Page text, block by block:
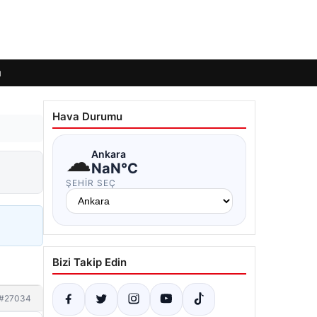
Hava Durumu
☁Ankara
NaN°C
ŞEHIR SEÇ
Bizi Takip Edin